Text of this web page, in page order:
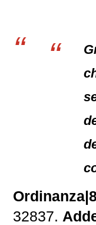
32837.